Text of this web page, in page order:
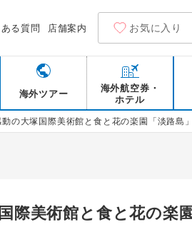
る質問 店舗案内 お気に入り
海外ツアー
海外航空券・
ホテル
動の大塚国際美術館と食と花の楽園「淡路
際美術館と食と花の楽